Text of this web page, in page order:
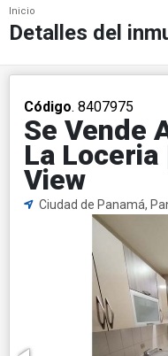
Inicio
Detalles del
Código. 8407975
Se Vende
La
View
Ciudad de Panamá,